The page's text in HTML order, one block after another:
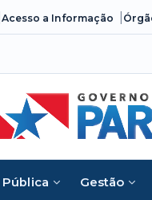
Acesso a Informação
Gestão